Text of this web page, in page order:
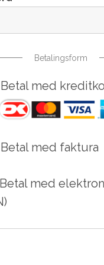
Betalingsform
Betal med
Betal med faktura
Betal med